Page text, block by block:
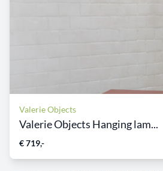
Valerie Objects
Valerie Objects Hanging lam...
€ 719,-